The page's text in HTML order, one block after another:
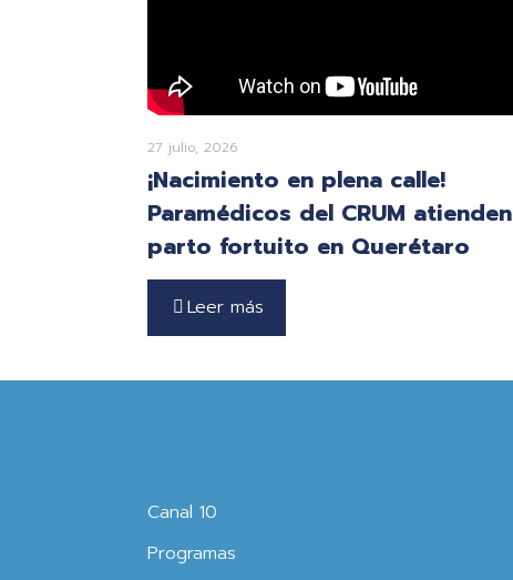
27 julio, 2026
¡Nacimiento en plena calle!
Paramédicos del CRUM atienden
parto fortuito en Querétaro
Leer más
Canal 10
Programas